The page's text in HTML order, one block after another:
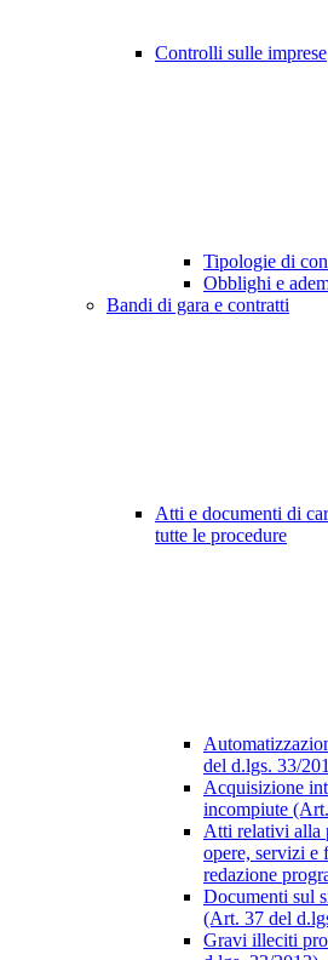
Controlli sulle imprese
Tipologie di
Obblighi e
Bandi di gara e contratti
Atti e documenti di
tutte le procedure
del d.lgs. 33/
Acquisizione
incompiute
Atti relativi alla
opere, servizi e
redazione
Documenti sul
(Art. 37 del
Gravi illeciti